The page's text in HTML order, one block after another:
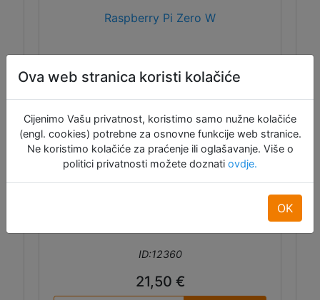
Raspberry Pi Zero W
Ovo je najmanji Rasperry Pi trenutno
dostupan: Zero W ima ugrađeni WiFi,
Bluetooth 4.1, BLE, čitač micro SD kartice,
priključak za kameru, mini HDMI, microUSB
OTG, microUSB za napajanje, 512 mB RAM-
a i procesor koji veselo kuca na 1 GHz. Ovo
je osnovna verzija, bez GPIO headera.
ID:12360
21,50 €
Ova web stranica koristi kolačiće
Cijenimo Vašu privatnost, koristimo samo nužne kolačiće
(engl. cookies) potrebne za osnovne funkcije web stranice.
Ne koristimo kolačiće za praćenje ili oglašavanje. Više o
politici privatnosti možete doznati ovdje.
OK